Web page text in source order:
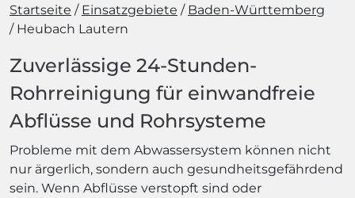
Startseite Einsatzgebiete
Baden-Württemberg
Heubach Lautern
Zuverlässige 24-Stunden-
Rohrreinigung für einwandfreie
Abflüsse und Rohrsysteme
Probleme mit dem Abwassersystem können nicht
nur ärgerlich, sondern auch gesundheitsgefährdend
sein. Wenn Abflüsse verstopft sind oder